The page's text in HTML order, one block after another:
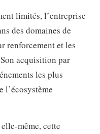
limités, l’entreprise
des domaines de
renforcement et les
acquisition par
les plus
l’écosystème
même, cette